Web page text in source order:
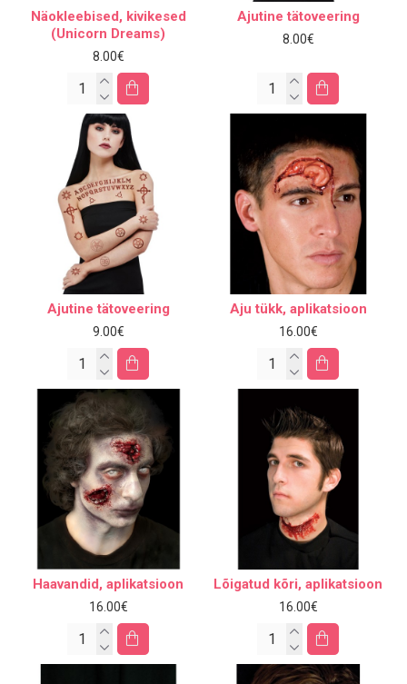
Näokleebised, kivikesed
(Unicorn Dreams)
8.00€
Ajutine tätoveering
8.00€
Ajutine tätoveering
9.00€
Aju tükk, aplikatsioon
16.00€
Haavandid, aplikatsioon
16.00€
Lõigatud kõri, aplikatsioon
16.00€